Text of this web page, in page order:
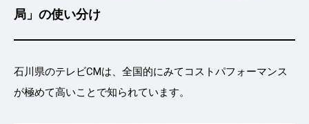
局」の使い分け
石川県のテレビCMは、全国的にみてコストパフォーマンス
が極めて高いことで知られています。